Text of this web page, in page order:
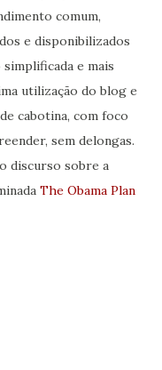
comum,
e disponibilizados
simplificada e mais
utilização do blog e
cabotina, com foco
sem delongas.
discurso sobre a
The Obama Plan